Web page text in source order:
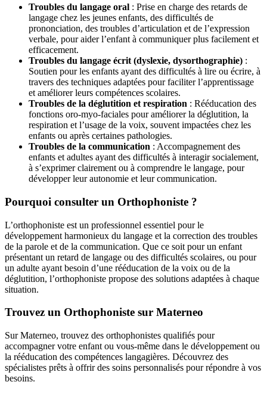
Troubles du langage oral : Prise en charge des retards de
langage chez les jeunes enfants, des difficultés de
prononciation, des troubles d’articulation et de l’expression
verbale, pour aider l’enfant à communiquer plus facilement et
efficacement.
Troubles du langage écrit (dyslexie, dysorthographie) :
Soutien pour les enfants ayant des difficultés à lire ou écrire, à
travers des techniques adaptées pour faciliter l’apprentissage
et améliorer leurs compétences scolaires.
Troubles de la déglutition et respiration : Rééducation des
fonctions oro-myo-faciales pour améliorer la déglutition, la
respiration et l’usage de la voix, souvent impactées chez les
enfants ou après certaines pathologies.
Troubles de la communication : Accompagnement des
enfants et adultes ayant des difficultés à interagir socialement,
à s’exprimer clairement ou à comprendre le langage, pour
développer leur autonomie et leur communication.
Pourquoi consulter un Orthophoniste ?
L’orthophoniste est un professionnel essentiel pour le
développement harmonieux du langage et la correction des troubles
de la parole et de la communication. Que ce soit pour un enfant
présentant un retard de langage ou des difficultés scolaires, ou pour
un adulte ayant besoin d’une rééducation de la voix ou de la
déglutition, l’orthophoniste propose des solutions adaptées à chaque
situation.
Trouvez un Orthophoniste sur Materneo
Sur Materneo, trouvez des orthophonistes qualifiés pour
accompagner votre enfant ou vous-même dans le développement ou
la rééducation des compétences langagières. Découvrez des
spécialistes prêts à offrir des soins personnalisés pour répondre à vos
besoins.